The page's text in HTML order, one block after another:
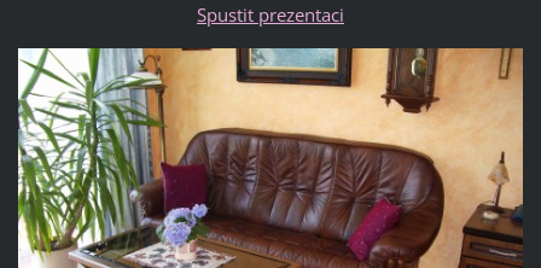
Spustit prezentaci